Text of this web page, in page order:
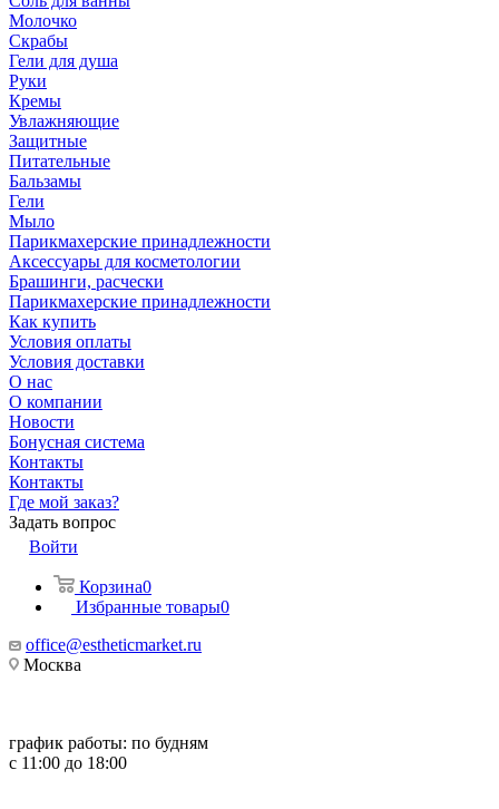
Молочко
Скрабы
Гели для душа
Руки
Кремы
Увлажняющие
Защитные
Питательные
Бальзамы
Гели
Мыло
Парикмахерские принадлежности
Аксессуары для косметологии
Брашинги, расчески
Парикмахерские принадлежности
Как купить
Условия оплаты
Условия доставки
О нас
О компании
Новости
Бонусная система
Контакты
Контакты
Где мой заказ?
Задать вопрос
Войти
Корзина0
Избранные товары0
office@estheticmarket.ru
Москва
график работы: по будням
с 11:00 до 18:00